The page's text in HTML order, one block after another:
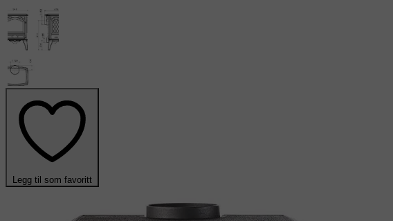
Legg til som favoritt